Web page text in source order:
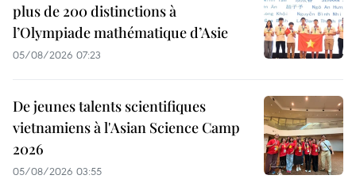
plus de 200 distinctions à
l’Olympiade mathématique d’Asie
05/08/2026 07:23
De jeunes talents scientifiques
vietnamiens à l'Asian Science Camp
2026
05/08/2026 03:55